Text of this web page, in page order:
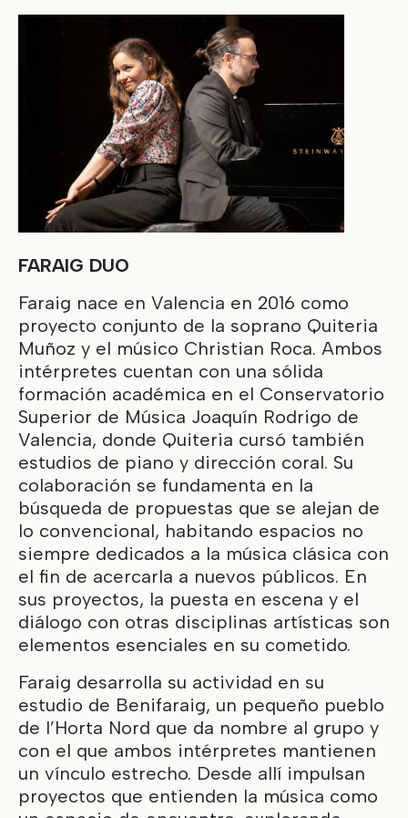
FARAIG DUO
Faraig nace en Valencia en 2016 como
proyecto conjunto de la soprano Quiteria
Muñoz y el músico Christian Roca. Ambos
intérpretes cuentan con una sólida
formación académica en el Conservatorio
Superior de Música Joaquín Rodrigo de
Valencia, donde Quiteria cursó también
estudios de piano y dirección coral. Su
colaboración se fundamenta en la
búsqueda de propuestas que se alejan de
lo convencional, habitando espacios no
siempre dedicados a la música clásica con
el fin de acercarla a nuevos públicos. En
sus proyectos, la puesta en escena y el
diálogo con otras disciplinas artísticas son
elementos esenciales en su cometido.
Faraig desarrolla su actividad en su
estudio de Benifaraig, un pequeño pueblo
de l’Horta Nord que da nombre al grupo y
con el que ambos intérpretes mantienen
un vínculo estrecho. Desde allí impulsan
proyectos que entienden la música como